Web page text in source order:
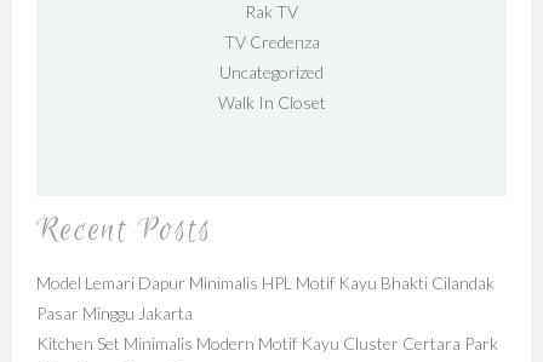
Rak TV
TV Credenza
Uncategorized
Walk In Closet
Recent Posts
Model Lemari Dapur Minimalis HPL Motif Kayu Bhakti Cilandak
Pasar Minggu Jakarta
Kitchen Set Minimalis Modern Motif Kayu Cluster Certara Park